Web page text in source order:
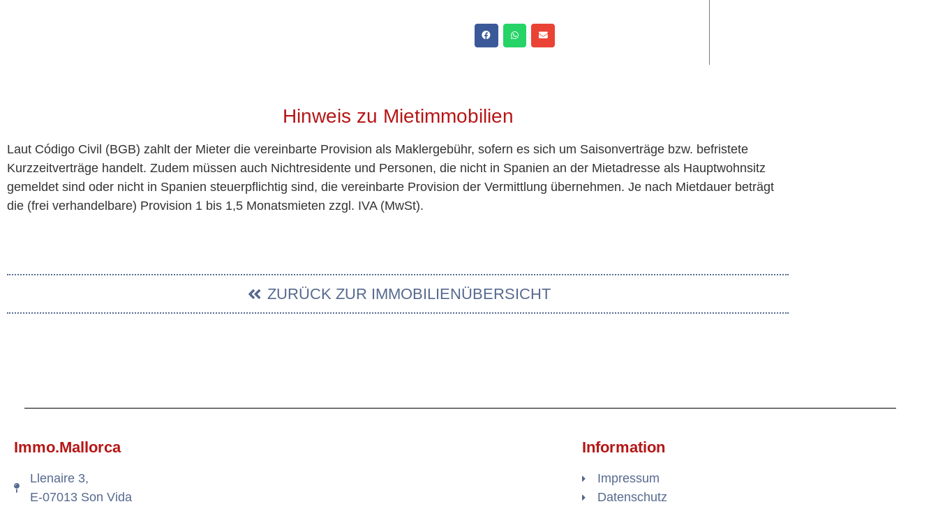
Hinweis zu Mietimmobilien
Laut Código Civil (BGB) zahlt der Mieter die vereinbarte Provision als Maklergebühr, sofern es sich um Saisonverträge bzw. befristete
Kurzzeitverträge handelt. Zudem müssen auch Nichtresidente und Personen, die nicht in Spanien an der Mietadresse als Hauptwohnsitz
gemeldet sind oder nicht in Spanien steuerpflichtig sind, die vereinbarte Provision der Vermittlung übernehmen. Je nach Mietdauer beträgt
die (frei verhandelbare) Provision 1 bis 1,5 Monatsmieten zzgl. IVA (MwSt).
ZURÜCK ZUR IMMOBILIENÜBERSICHT
Immo.Mallorca
Llenaire 3,
E-07013 Son Vida
Information
Impressum
Datenschutz